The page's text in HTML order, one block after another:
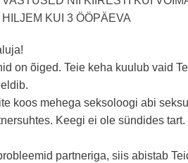
HILJEM KUI 3 ÖÖPÄEVA
on õiged. Teie keha kuulub vaid
koos mehega seksoloogi abi
Keegi ei ole sündides
partneriga, siis abistab